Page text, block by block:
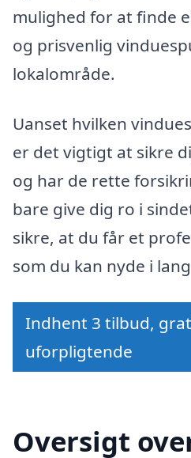
mulighed for at finde
og prisvenlig
lokalområde.
Uanset hvilken
er det vigtigt at sikre
og har de rette
bare give dig ro i
sikre, at du får et
som du kan nyde i
Indhent 3 tilbud,
uforpligtende
Oversigt